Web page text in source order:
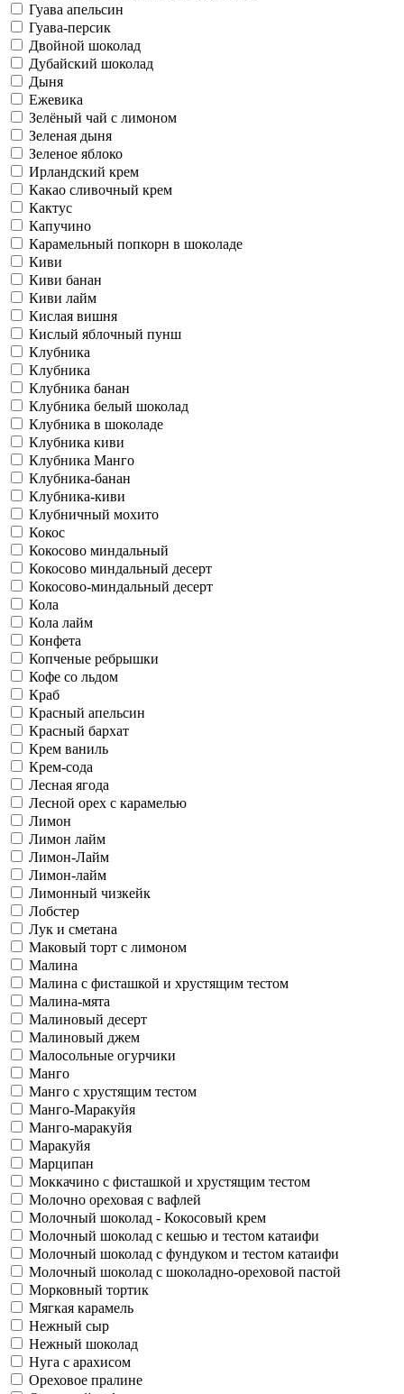
Гуава апельсин
Гуава-персик
Двойной шоколад
Дубайский шоколад
Дыня
Ежевика
Зелёный чай с лимоном
Зеленая дыня
Зеленое яблоко
Ирландский крем
Какао сливочный крем
Кактус
Капучино
Карамельный попкорн в шоколаде
Киви
Киви банан
Киви лайм
Кислая вишня
Кислый яблочный пунш
Клубника
Клубника
Клубника банан
Клубника белый шоколад
Клубника в шоколаде
Клубника киви
Клубника Манго
Клубника-банан
Клубника-киви
Клубничный мохито
Кокос
Кокосово миндальный
Кокосово миндальный десерт
Кокосово-миндальный десерт
Кола
Кола лайм
Конфета
Копченые ребрышки
Кофе со льдом
Краб
Красный апельсин
Красный бархат
Крем ваниль
Крем-сода
Лесная ягода
Лесной орех с карамелью
Лимон
Лимон лайм
Лимон-Лайм
Лимон-лайм
Лимонный чизкейк
Лобстер
Лук и сметана
Маковый торт с лимоном
Малина
Малина с фисташкой и хрустящим тестом
Малина-мята
Малиновый десерт
Малиновый джем
Малосольные огурчики
Манго
Манго с хрустящим тестом
Манго-Маракуйя
Манго-маракуйя
Маракуйя
Марципан
Моккачино с фисташкой и хрустящим тестом
Молочно ореховая с вафлей
Молочный шоколад - Кокосовый крем
Молочный шоколад с кешью и тестом катаифи
Молочный шоколад с фундуком и тестом катаифи
Молочный шоколад с шоколадно-ореховой пастой
Морковный тортик
Мягкая карамель
Нежный сыр
Нежный шоколад
Нуга с арахисом
Ореховое пралине